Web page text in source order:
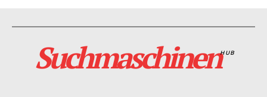
SuchmaschinenHUB